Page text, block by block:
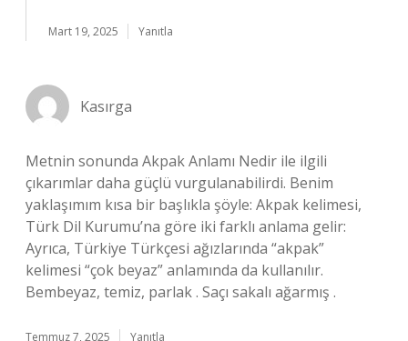
Mart 19, 2025 Yanıtla
Kasırga
Metnin sonunda Akpak Anlamı Nedir ile ilgili
çıkarımlar daha güçlü vurgulanabilirdi. Benim
yaklaşımım kısa bir başlıkla şöyle: Akpak kelimesi,
Türk Dil Kurumu’na göre iki farklı anlama gelir:
Ayrıca, Türkiye Türkçesi ağızlarında “akpak”
kelimesi “çok beyaz” anlamında da kullanılır.
Bembeyaz, temiz, parlak . Saçı sakalı ağarmış .
Temmuz 7, 2025 Yanıtla